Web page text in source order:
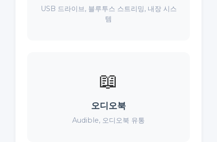
USB 드라이브, 블루투스 스트리밍, 내장 시스
템
📖
오디오북
Audible, 오디오북 유통